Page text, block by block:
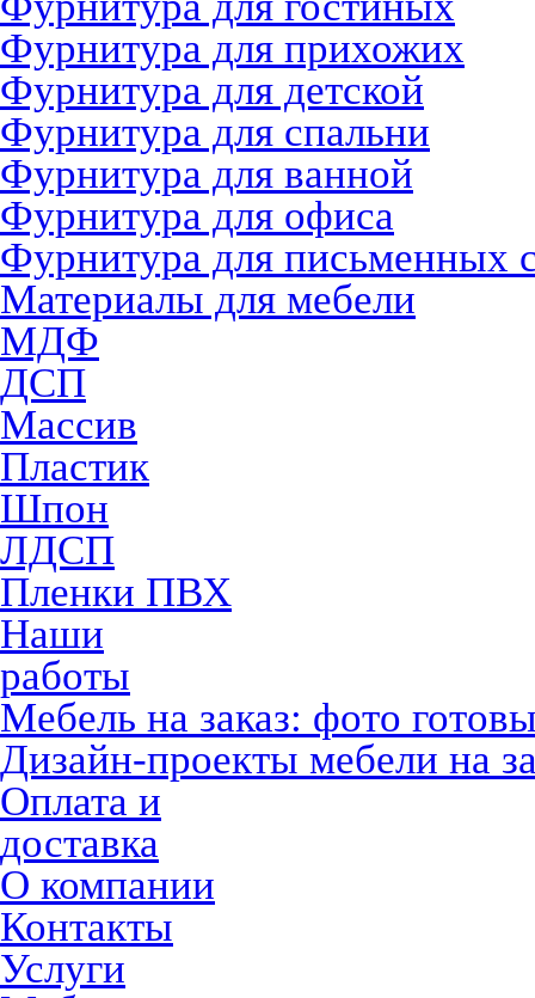
Фурнитура для прихожих
Фурнитура для детской
Фурнитура для спальни
Фурнитура для ванной
Фурнитура для офиса
Фурнитура для письменных
Материалы для мебели
МДФ
ДСП
Массив
Пластик
Шпон
ЛДСП
Пленки ПВХ
Наши
работы
Мебель на заказ: фото
Дизайн-проекты мебели на
Оплата и
доставка
О компании
Контакты
Услуги